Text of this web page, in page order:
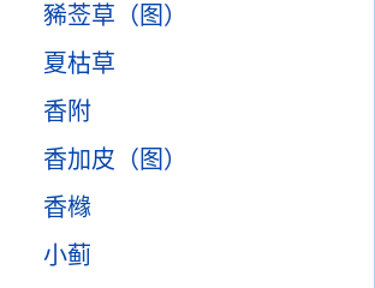
豨莶草（图）
夏枯草
香附
香加皮（图）
香橼
小蓟